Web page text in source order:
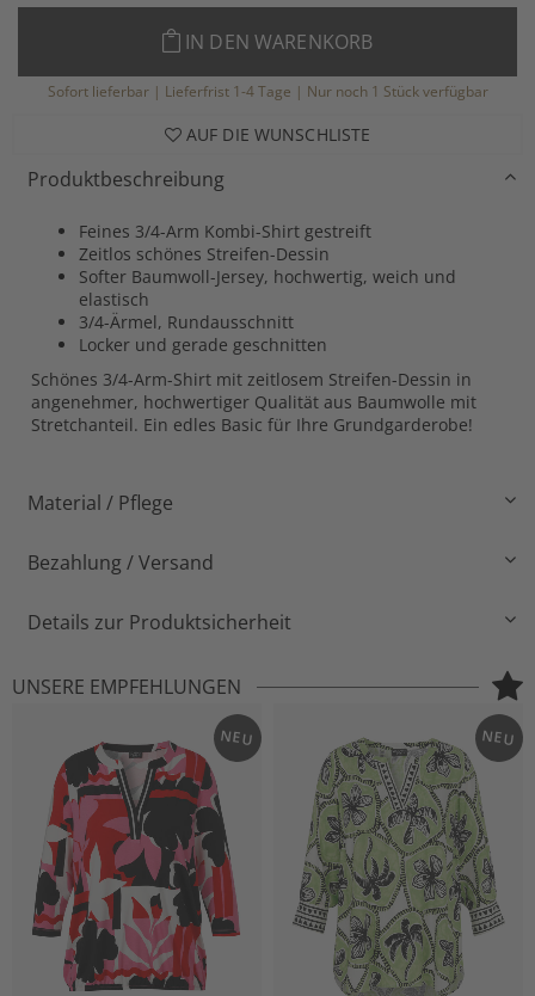
IN DEN WARENKORB
Sofort lieferbar | Lieferfrist 1-4 Tage | Nur noch 1 Stück verfügbar
AUF DIE WUNSCHLISTE
Produktbeschreibung
Feines 3/4-Arm Kombi-Shirt gestreift
Zeitlos schönes Streifen-Dessin
Softer Baumwoll-Jersey, hochwertig, weich und
elastisch
3/4-Ärmel, Rundausschnitt
Locker und gerade geschnitten
Schönes 3/4-Arm-Shirt mit zeitlosem Streifen-Dessin in
angenehmer, hochwertiger Qualität aus Baumwolle mit
Stretchanteil. Ein edles Basic für Ihre Grundgarderobe!
Material / Pflege
Bezahlung / Versand
Details zur Produktsicherheit
UNSERE EMPFEHLUNGEN
NEU NEU